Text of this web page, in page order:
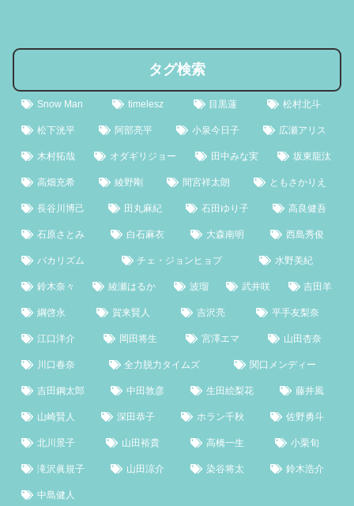
タグ検索
Snow Man timelesz 目黒蓮 松村北斗
松下洸平 阿部亮平 小泉今日子 広瀬アリス
木村拓哉 オダギリジョー 田中みな実 坂東龍汰
高畑充希 綾野剛 間宮祥太朗 ともさかりえ
長谷川博己 田丸麻紀 石田ゆり子 高良健吾
石原さとみ 白石麻衣 大森南明 西島秀俊
バカリズム チェ・ジョンヒョプ 水野美紀
鈴木奈々 綾瀬はるか 波瑠 武井咲 吉田羊
綱啓永 賀来賢人 吉沢亮 平手友梨奈
江口洋介 岡田将生 宮澤エマ 山田杏奈
川口春奈 全力脱力タイムズ 関口メンディー
吉田鋼太郎 中田敦彦 生田絵梨花 藤井風
山崎賢人 深田恭子 ホラン千秋 佐野勇斗
北川景子 山田裕貴 高橋一生 小栗旬
滝沢眞規子 山田涼介 染谷将太 鈴木浩介
中島健人